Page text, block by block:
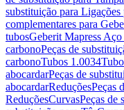
substituição para Ligações
complementares para
tubosGeberit Mapress
carbonoPeças de
carbonoTubos 1.0034
abocardarPeças de
abocardarReduçõesPeças
ReduçõesCurvasPeças de